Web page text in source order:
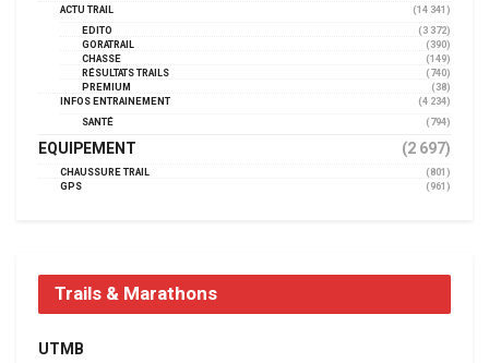
ACTU TRAIL
(14 341)
EDITO
(3 372)
GORATRAIL
(390)
CHASSE
(149)
RÉSULTATS TRAILS
(740)
PREMIUM
(38)
INFOS ENTRAINEMENT
(4 234)
SANTÉ
(794)
EQUIPEMENT (2 697)
CHAUSSURE TRAIL
(801)
GPS
(961)
Trails & Marathons
UTMB